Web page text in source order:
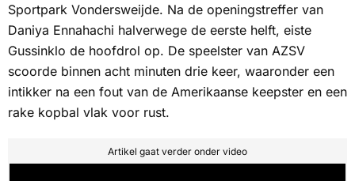
Sportpark Vondersweijde. Na de openingstreffer van
Daniya Ennahachi halverwege de eerste helft, eiste
Gussinklo de hoofdrol op. De speelster van AZSV
scoorde binnen acht minuten drie keer, waaronder een
intikker na een fout van de Amerikaanse keepster en een
rake kopbal vlak voor rust.
Artikel gaat verder onder video